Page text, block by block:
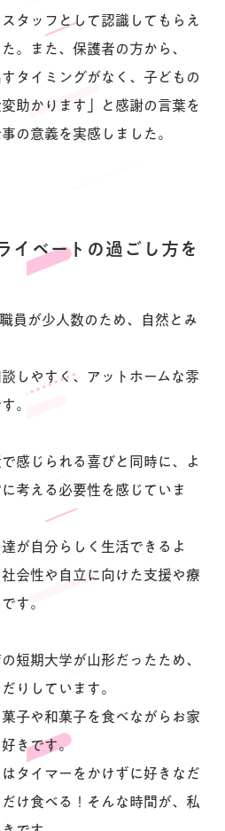
タッフとして認識してもらえ
。また、保護者の方から、
タイミングがなく、子どもの
助かります」と感謝の言葉を
の意義を実感しました。
イベートの過ごし方を
員が少人数のため、自然とみ
しやすく、アットホームな雰
。
感じられる喜びと同時に、よ
考える必要性を感じていま
が自分らしく生活できるよ
会性や自立に向けた支援や療
す。
短期大学が山形だったため、
りしています。
子や和菓子を食べながらお家
きです。
タイマーをかけずに好きなだ
け食べる！そんな時間が、私